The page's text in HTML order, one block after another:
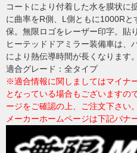
コートにより付着した水を膜状に
に曲率をR側、L側ともに1000R
保。無限ロゴをレーザー印字。貼
ヒーテッドドアミラー装備車は、
により熱伝導時間が長くなります。
適合グレード：全タイプ
※適合情報に関しましてはマイナ
となっている場合もございますの
ージをご確認の上、ご注文下さい。
メーカーホームページは下記バナ